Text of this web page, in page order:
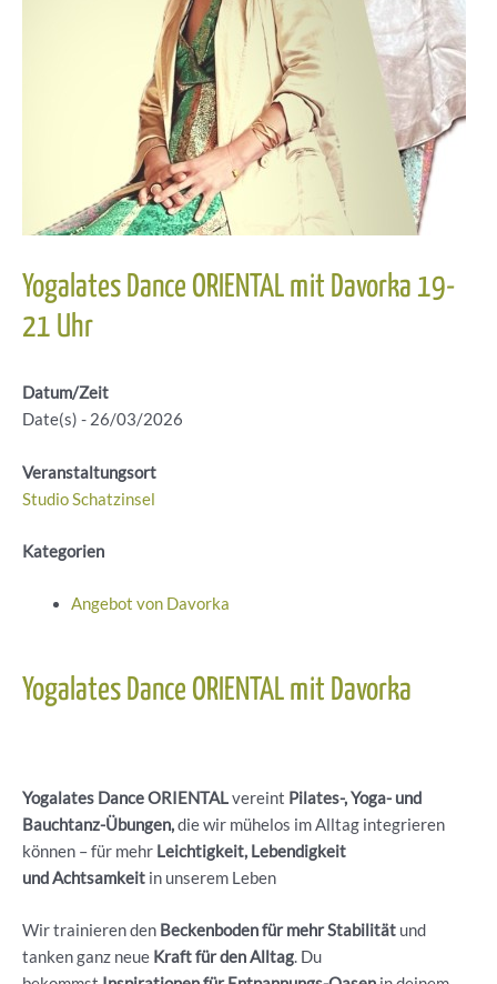
Yogalates Dance ORIENTAL mit Davorka 19-
21 Uhr
Datum/Zeit
Date(s) - 26/03/2026
Veranstaltungsort
Studio Schatzinsel
Kategorien
Angebot von Davorka
Yogalates Dance ORIENTAL mit Davorka
Yogalates Dance ORIENTALvereint Pilates-, Yoga- und
Bauchtanz-Übungen,die wir mühelos im Alltag integrieren
können – für mehr Leichtigkeit, Lebendigkeit
und Achtsamkeit in unserem Leben
Wir trainieren den Beckenboden für mehr Stabilität und
tanken ganz neue Kraft für den Alltag. Du